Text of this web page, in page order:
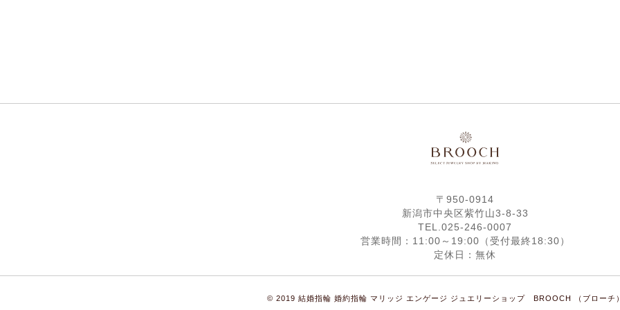
〒950-0914
新潟市中央区紫竹山3-8-33
TEL.025-246-0007
営業時間：11:00～19:00（受付最終18:30）
定休日：無休
© 2019 結婚指輪 婚約指輪 マリッジ エンゲージ ジュエリーショップ BROOCH （ブローチ